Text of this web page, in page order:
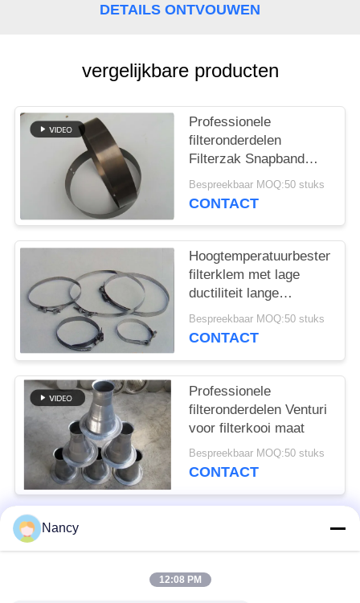
VERZOEK
CITAAT
SITEMAP
PRIVACYBELEID
DETAILS ONTVOUWEN
vergelijkbare producten
Professionele
filteronderdelen
Filterzak Snapband
Verschillend materiaal
en grootte
Bespreekbaar MOQ:50 stuks
CONTACT
Hoogtemperatuurbestendige
filterklem met lage
ductiliteit lange
levensduur
Bespreekbaar MOQ:50 stuks
CONTACT
Professionele
filteronderdelen Venturi
voor filterkooi maat
Bespreekbaar MOQ:50 stuks
CONTACT
populaire categorieën
Nancy
12:08 PM